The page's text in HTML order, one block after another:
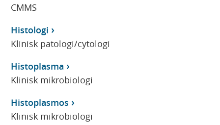
CMMS
Histologi
Klinisk patologi/cytologi
Histoplasma
Klinisk mikrobiologi
Histoplasmos
Klinisk mikrobiologi